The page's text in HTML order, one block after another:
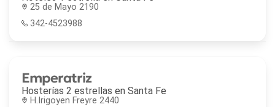
25 de Mayo 2190
342-4523988
Emperatriz
Hosterías 2 estrellas en Santa Fe
H.Irigoyen Freyre 2440